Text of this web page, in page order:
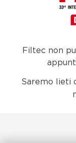
Filtec non
Saremo lieti